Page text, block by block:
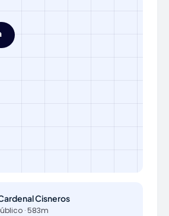
Cisneros
· 583m